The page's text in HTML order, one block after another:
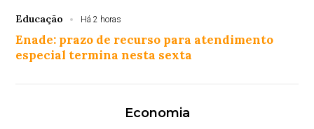
Educação Há 2 horas
Enade: prazo de recurso para atendimento
especial termina nesta sexta
Economia